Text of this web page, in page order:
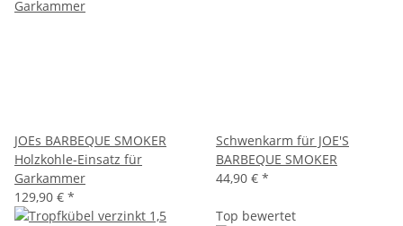
JOEs BARBEQUE SMOKER
Holzkohle-Einsatz für
Garkammer
129,90 € *
Schwenkarm für JOE'S
BARBEQUE SMOKER
44,90 € *
Top bewertet